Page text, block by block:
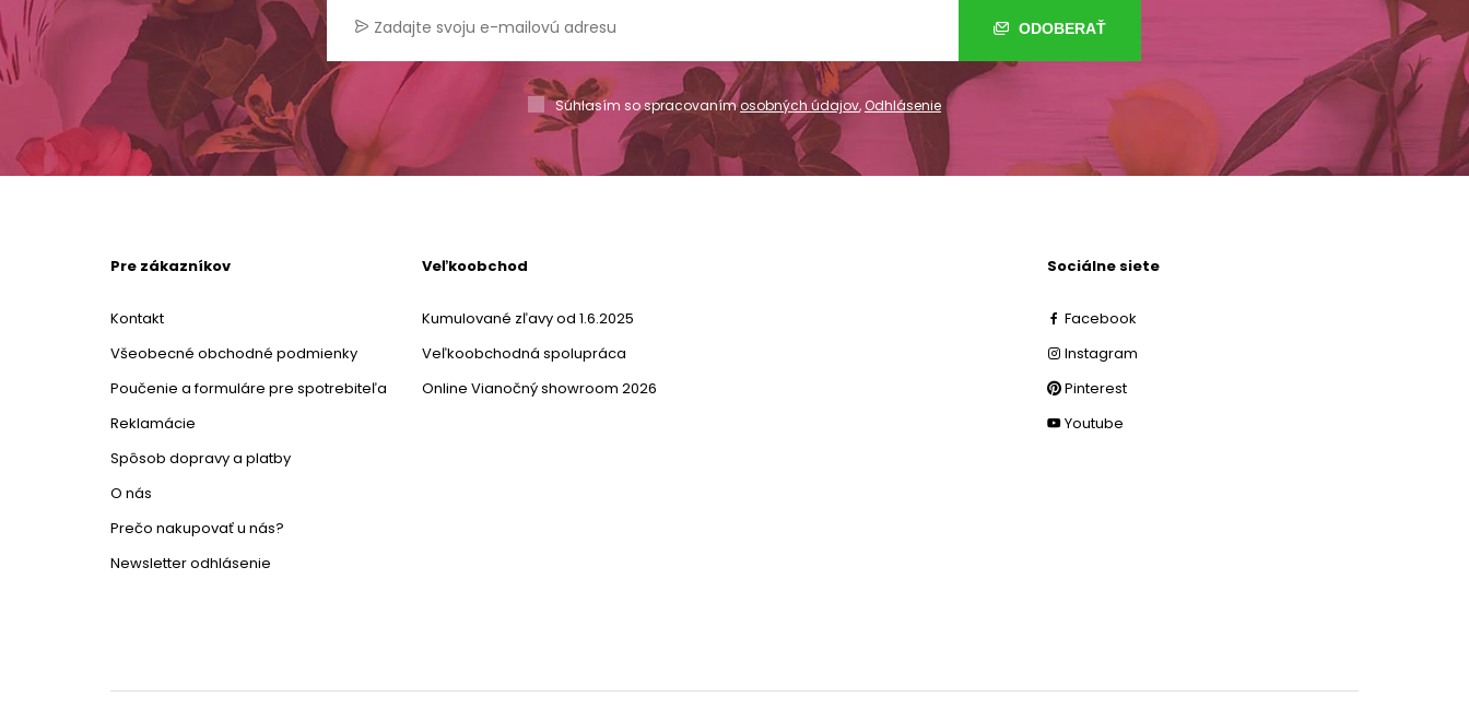
ODOBERAŤ
Súhlasím so spracovanímosobných údajov,Odhlásenie
Pre zákazníkov
Kontakt
Všeobecné obchodné podmienky
Poučenie a formuláre pre spotrebiteľa
Reklamácie
Spôsob dopravy a platby
O nás
Prečo nakupovať u nás?
Newsletter odhlásenie
Veľkoobchod
Kumulované zľavy od 1.6.2025
Veľkoobchodná spolupráca
Online Vianočný showroom 2026
Sociálne siete
Facebook
Instagram
Pinterest
Youtube